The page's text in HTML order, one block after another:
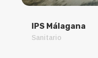
IPS Málagana
Sanitario